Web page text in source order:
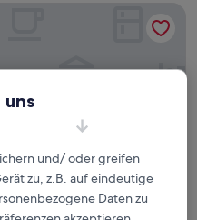
Collection by Wyndham
und/ oder greifen
zu, z.B. auf eindeutige
Daten zu